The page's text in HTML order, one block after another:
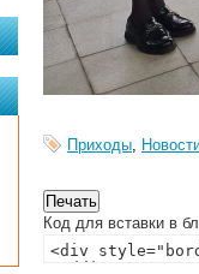
Приходы,
Код для вставки в